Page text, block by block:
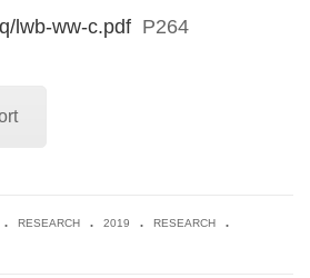
lwb-ww-c.pdf P264
. RESEARCH . 2019 . RESEARCH .